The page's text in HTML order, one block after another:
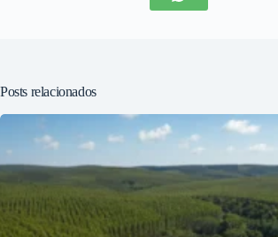
Posts relacionados